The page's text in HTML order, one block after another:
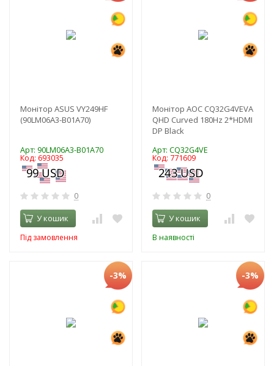
Монітор ASUS VY249HF
(90LM06A3-B01A70)
Арт: 90LM06A3-B01A70
Код: 693035
0
У кошик
Під замовлення
Монітор AOC CQ32G4VEVA
QHD Curved 180Hz 2*HDMI
DP Black
Арт: CQ32G4VE
Код: 771609
0
У кошик
В наявності
-3% -3%